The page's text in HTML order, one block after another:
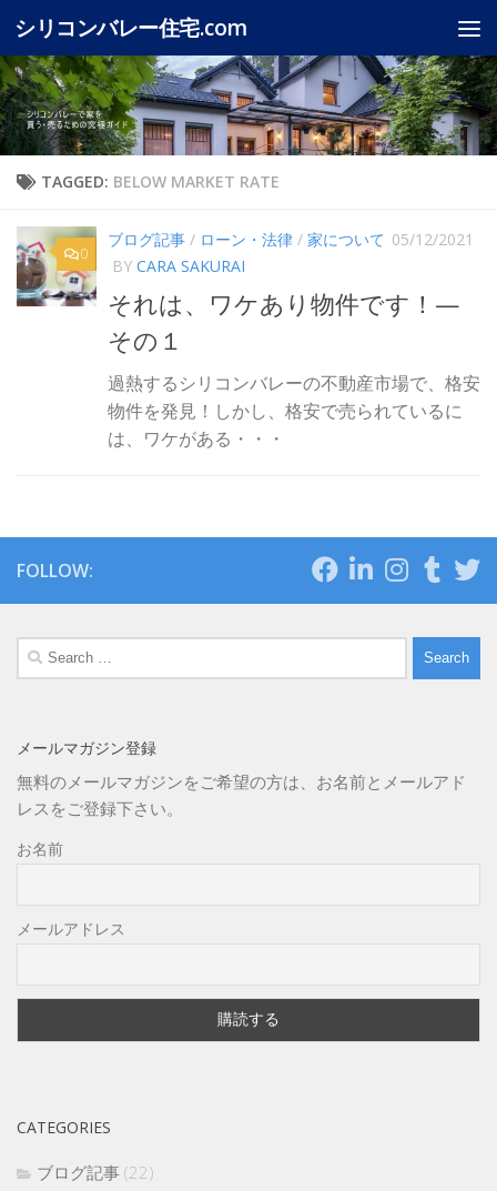
Skip to content
シリコンバレー住宅.com
TAGGED: BELOW MARKET RATE
0
ブログ記事 / ローン・法律 / 家について 05/12/2021
BY CARA SAKURAI
それは、ワケあり物件です！—
その１
過熱するシリコンバレーの不動産市場で、格安
物件を発見！しかし、格安で売られているに
は、ワケがある・・・
FOLLOW:
Search
for:
メールマガジン登録
無料のメールマガジンをご希望の方は、お名前とメールアド
レスをご登録下さい。
お名前
メールアドレス
CATEGORIES
ブログ記事 (22)